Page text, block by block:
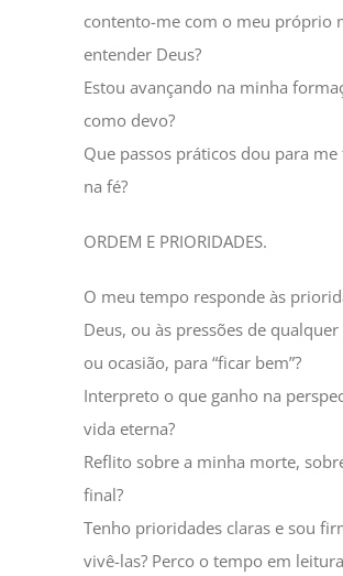
contento-me com o meu próprio
entender Deus?
Estou avançando na minha
como devo?
Que passos práticos dou para
na fé?
ORDEM E PRIORIDADES.
O meu tempo responde às
Deus, ou às pressões de qualquer
ou ocasião, para “ficar bem”?
Interpreto o que ganho na
vida eterna?
Reflito sobre a minha morte,
final?
Tenho prioridades claras e sou
vivê-las? Perco o tempo em